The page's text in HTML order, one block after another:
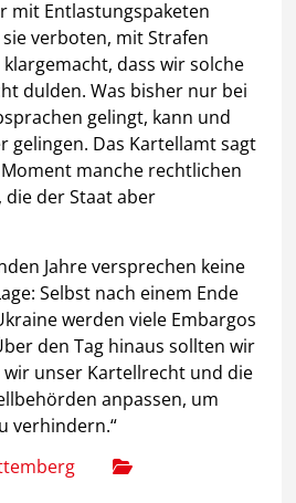
mit Entlastungspaketen
verboten, mit Strafen
dass wir solche
dulden. Was bisher nur bei
gelingt, kann und
gelingen. Das Kartellamt sagt
manche rechtlichen
der Staat aber
Jahre versprechen keine
Selbst nach einem Ende
werden viele Embargos
den Tag hinaus sollten wir
unser Kartellrecht und die
anpassen, um
verhindern.“